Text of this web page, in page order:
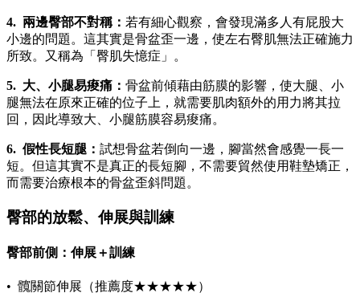
4. 兩邊臀部不對稱： 若有細心觀察，會發現滿多人有屁股大
小邊的問題。這其實是骨盆歪一邊，使左右臀肌無法正確施力
所致。又稱為「臀肌失憶症」。
5. 大、小腿易痠痛： 骨盆前傾藉由筋膜的影響，使大腿、小
腿無法在原來正確的位子上，就需要肌肉額外的用力將其拉
回，因此導致大、小腿筋膜容易痠痛。
6. 假性長短腿： 試想骨盆若倒向一邊，腳當然會感覺一長一
短。但這其實不是真正的長短腳，不需要貿然使用鞋墊矯正，
而需要治療根本的骨盆歪斜問題。
臀部的放鬆、伸展與訓練
臀部前側：伸展＋訓練
• 髖關節伸展（推薦度★★★★★）